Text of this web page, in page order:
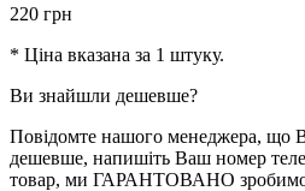
220 грн
* Ціна вказана за 1 штуку.
Ви знайшли дешевше?
Повідомте нашого менеджера, що
дешевше, напишіть Ваш номер
товар, ми ГАРАНТОВАНО